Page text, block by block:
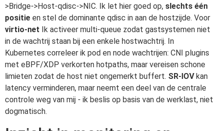
>Bridge->Host-qdisc->NIC. Ik let hier goed op, slechts één
positie en stel de dominante qdisc in aan de hostzijde. Voor
virtio-net Ik activeer multi-queue zodat gastsystemen niet
in de wachtrij staan bij een enkele hostwachtrij. In
Kubernetes correleer ik pod en node wachtrijen: CNI plugins
met eBPF/XDP verkorten hotpaths, maar vereisen schone
limieten zodat de host niet ongemerkt buffert. SR-IOVkan
latency verminderen, maar neemt een deel van de centrale
controle weg van mij - ik beslis op basis van de werklast, niet
dogmatisch.